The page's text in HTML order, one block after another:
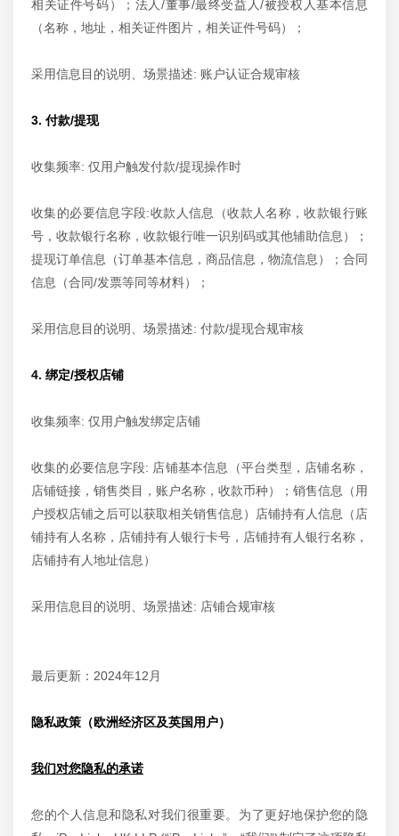
相关证件号码）；法人/董事/最终受益人/被授权人基本信息
（名称，地址，相关证件图片，相关证件号码）；
采用信息目的说明、场景描述: 账户认证合规审核
3. 付款/提现
收集频率: 仅用户触发付款/提现操作时
收集的必要信息字段:收款人信息（收款人名称，收款银行账
号，收款银行名称，收款银行唯一识别码或其他辅助信息）；
提现订单信息（订单基本信息，商品信息，物流信息）；合同
信息（合同/发票等同等材料）；
采用信息目的说明、场景描述: 付款/提现合规审核
4. 绑定/授权店铺
收集频率: 仅用户触发绑定店铺
收集的必要信息字段: 店铺基本信息（平台类型，店铺名称，
店铺链接，销售类目，账户名称，收款币种）；销售信息（用
户授权店铺之后可以获取相关销售信息）店铺持有人信息（店
铺持有人名称，店铺持有人银行卡号，店铺持有人银行名称，
店铺持有人地址信息）
采用信息目的说明、场景描述: 店铺合规审核
最后更新：2024年12月
隐私政策（欧洲经济区及英国用户）
我们对您隐私的承诺
您的个人信息和隐私对我们很重要。为了更好地保护您的隐